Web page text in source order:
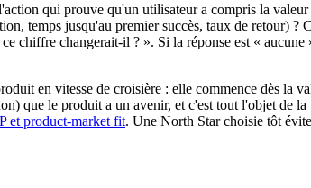
qui prouve qu'un utilisateur a compris la
temps jusqu'au premier succès, taux de retour)
chiffre changerait-il ? ». Si la réponse est «
en vitesse de croisière : elle commence dès
que le produit a un avenir, et c'est tout l'objet de la
et product-market fit. Une North Star choisie tôt